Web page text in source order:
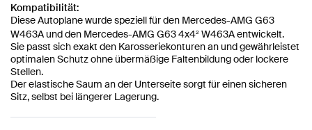
Kompatibilität:
Diese Autoplane wurde speziell für den Mercedes-AMG G63
W463A und den Mercedes-AMG G63 4x4² W463A entwickelt.
Sie passt sich exakt den Karosseriekonturen an und gewährleistet
optimalen Schutz ohne übermäßige Faltenbildung oder lockere
Stellen.
Der elastische Saum an der Unterseite sorgt für einen sicheren
Sitz, selbst bei längerer Lagerung.